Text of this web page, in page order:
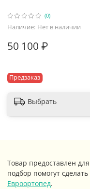
(0)
Наличие: Нет в наличии
Предзаказ
50 100 ₽
Выбрать
Товар предоставлен
подбор помогут
Евроортопед.